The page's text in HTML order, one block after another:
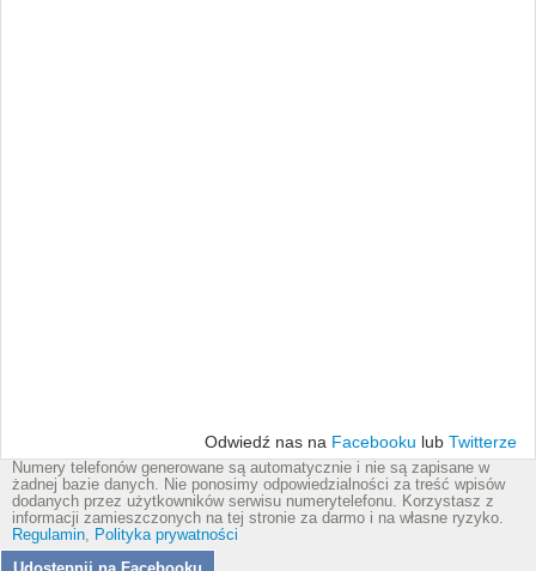
Odwiedź nas na Facebooku lub Twitterze
Numery telefonów generowane są automatycznie i nie są zapisane w
żadnej bazie danych. Nie ponosimy odpowiedzialności za treść wpisów
dodanych przez użytkowników serwisu numerytelefonu. Korzystasz z
informacji zamieszczonych na tej stronie za darmo i na własne ryzyko.
Regulamin, Polityka prywatności